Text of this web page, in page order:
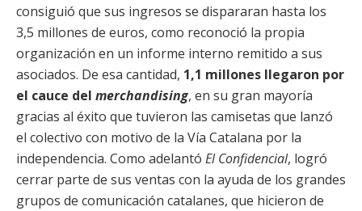
consiguió que sus ingresos se dispararan hasta los
3,5 millones de euros, como reconoció la propia
organización en un informe interno remitido a sus
asociados. De esa cantidad, 1,1 millones llegaron por
el cauce del merchandising, en su gran mayoría
gracias al éxito que tuvieron las camisetas que lanzó
el colectivo con motivo de la Vía Catalana por la
independencia. Como adelantó El Confidencial, logró
cerrar parte de sus ventas con la ayuda de los grandes
grupos de comunicación catalanes, que hicieron de